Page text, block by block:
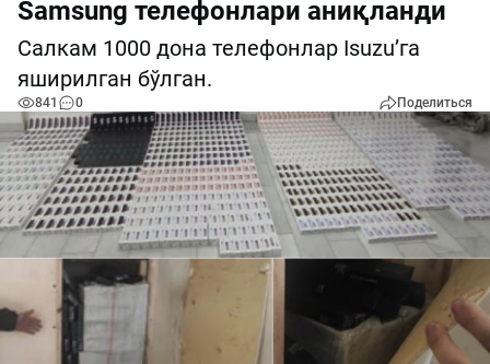
Samsung телефонлари аниқланди
Салкам 1000 дона телефонлар Isuzu’га
яширилган бўлган.
841 0 Поделиться